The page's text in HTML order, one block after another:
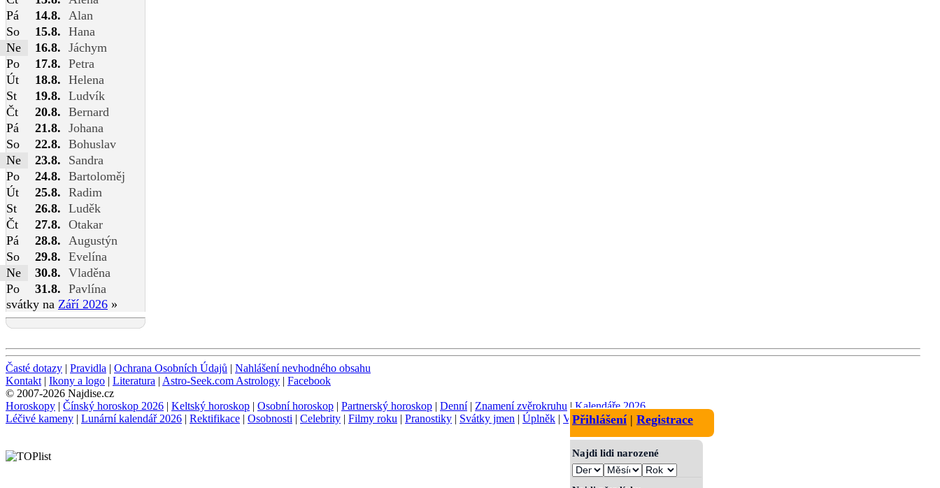
Pá
14.8.
Alan
So
15.8. Hana
Ne
16.8. Jáchym
Po
17.8. Petra
Út
18.8. Helena
St
19.8. Ludvík
Čt
20.8. Bernard
Pá
21.8. Johana
So
22.8. Bohuslav
Ne
23.8.
Sandra
Po
24.8. Bartoloměj
Út
25.8. Radim
St
26.8. Luděk
Čt
27.8. Otakar
Pá
28.8.
Augustýn
So
29.8. Evelína
Ne
30.8. Vladěna
Po
31.8. Pavlína
svátky na Září 2026 »
Přihlášení| Registrace
Najdi lidi narozené
Časté dotazy | Pravidla | Ochrana Osobních Údajů | Nahlášení nevhodného obsahu
Kontakt | Ikony a logo | Literatura | Astro-Seek.com Astrology | Facebook
© 2007-2026 Najdise.cz
Horoskopy | Čínský horoskop 2026 | Keltský horoskop | Osobní horoskop | Partnerský horoskop | Denní| Znamení zvěrokruhu | Kalendáře 2026
Léčivé kameny | Lunární kalendář 2026 | Rektifikace | Osobnosti | Celebrity | Filmy roku | Pranostiky | Svátky jmen | Úplněk | Význam jmen